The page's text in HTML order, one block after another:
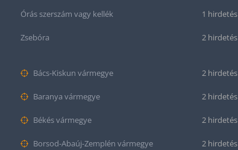
Órás szerszám vagy kellék 1 hirdetés
Zsebóra 2 hirdetés
Bács-Kiskun vármegye 2 hirdetés
Baranya vármegye 2 hirdetés
Békés vármegye 2 hirdetés
Borsod-Abaúj-Zemplén vármegye 2 hirdetés